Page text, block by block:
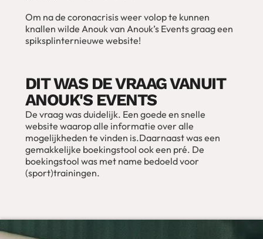
Om na de coronacrisis weer volop te kunnen
knallen wilde Anouk van Anouk’s Events graag een
spiksplinternieuwe website!
DIT WAS DE VRAAG VANUIT
ANOUK'S EVENTS
De vraag was duidelijk. Een goede en snelle
website waarop alle informatie over alle
mogelijkheden te vinden is.Daarnaast was een
gemakkelijke boekingstool ook een pré. De
boekingstool was met name bedoeld voor
(sport)trainingen.